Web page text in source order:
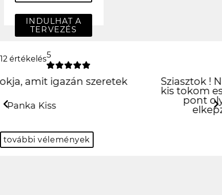
INDULHAT A
TERVEZÉS
12 értékelés5
Sziasztok ! Nekem ma erkezett meg a
kis tokom es imadom :) Tokeletes lett,
pont olyan mint amilyennek
elkepzeltem :) Gyonyoru!
Previous
további vélemények